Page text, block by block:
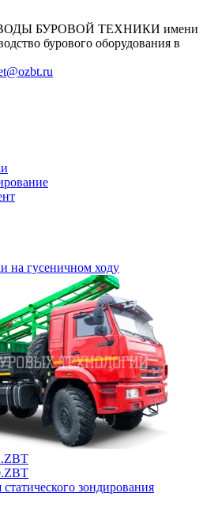
БУРОВОЙ ТЕХНИКИ имени
бурового оборудования в
на гусеничном ходу
зондирования